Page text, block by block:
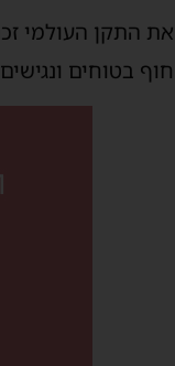
את התקן העולמי
חוף בטוחים